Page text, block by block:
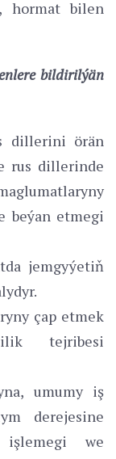
hormat bilen
bildirilýän
dillerini örän
rus dillerinde
beýan etmegi
jemgyýetiň
çap etmek
tejribesi
umumy iş
derejesine
işlemegi we